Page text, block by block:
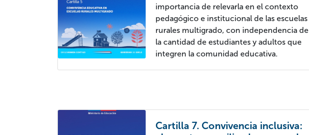
importancia de relevarla en el contexto
pedagógico e institucional de las escuelas
rurales multigrado, con independencia de
la cantidad de estudiantes y adultos que
integren la comunidad educativa.
Cartilla 7. Convivencia inclusiva: